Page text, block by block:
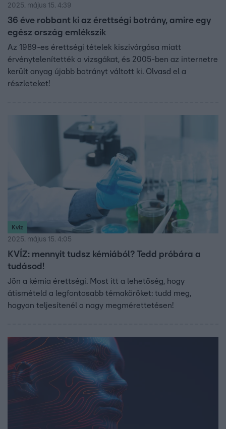
2025. május 15. 4:39
36 éve robbant ki az érettségi botrány, amire egy
egész ország emlékszik
Az 1989-es érettségi tételek kiszivárgása miatt
érvénytelenítették a vizsgákat, és 2005-ben az internetre
került anyag újabb botrányt váltott ki. Olvasd el a
részleteket!
Kvíz
2025. május 15. 4:05
KVÍZ: mennyit tudsz kémiából? Tedd próbára a
tudásod!
Jön a kémia érettségi. Most itt a lehetőség, hogy
átismételd a legfontosabb témaköröket: tudd meg,
hogyan teljesítenél a nagy megmérettetésen!